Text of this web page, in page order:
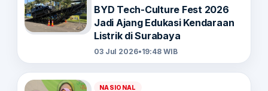
BYD Tech-Culture Fest 2026
Jadi Ajang Edukasi Kendaraan
Listrik di Surabaya
03 Jul 2026•19:48 WIB
NASIONAL